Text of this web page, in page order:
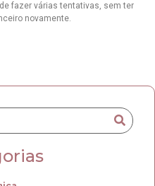
fazer várias tentativas, sem ter
novamente.